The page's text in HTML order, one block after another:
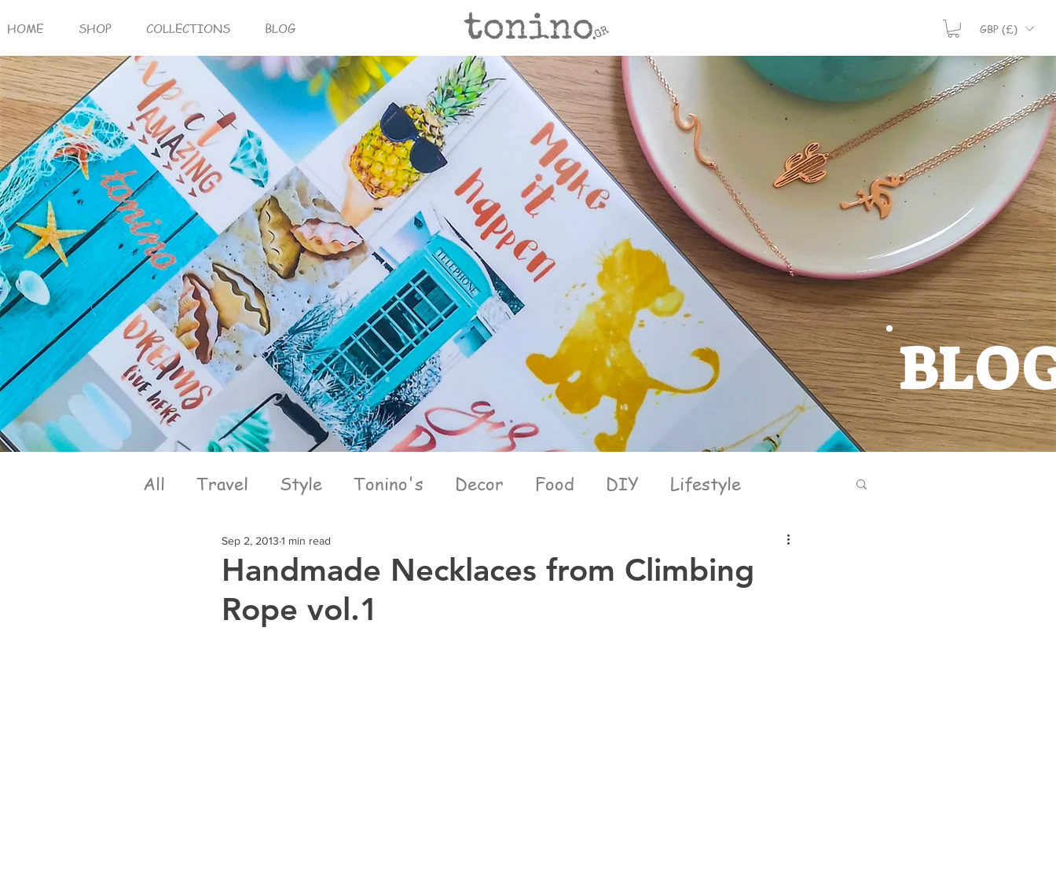
HOME SHOP COLLECTIONS BLOG GBP (£)
BLOG
All Travel Style Tonino's Decor Food DIY Lifestyle
Handmade Necklaces from Climbing
Rope vol.1
Sep 2, 2013 1 min read